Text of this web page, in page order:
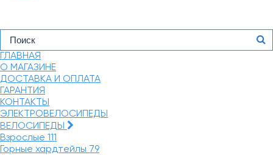
ГЛАВНАЯ
О МАГАЗИНЕ
ДОСТАВКА И ОПЛАТА
ГАРАНТИЯ
КОНТАКТЫ
ЭЛЕКТРОВЕЛОСИПЕДЫ
ВЕЛОСИПЕДЫ
Взрослые 111
Горные хардтейлы 79